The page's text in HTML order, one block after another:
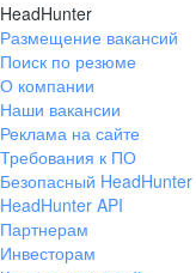
HeadHunter
Размещение вакансий
Поиск по резюме
О компании
Наши вакансии
Реклама на сайте
Требования к ПО
Безопасный HeadHunter
HeadHunter API
Партнерам
Инвесторам